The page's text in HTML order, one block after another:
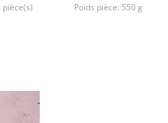
pièce(s)
Poids pièce: 550 g